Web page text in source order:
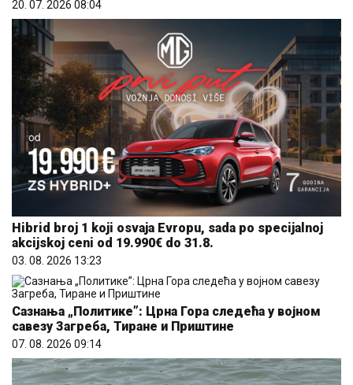
20. 07. 2026 08:04
Hibrid broj 1 koji osvaja Evropu, sada po specijalnoj
akcijskoj ceni od 19.990€ do 31.8.
03. 08. 2026 13:23
Сазнања „Политике”: Црна Гора следећа у војном
савезу Загреба, Тиране и Приштине
07. 08. 2026 09:14